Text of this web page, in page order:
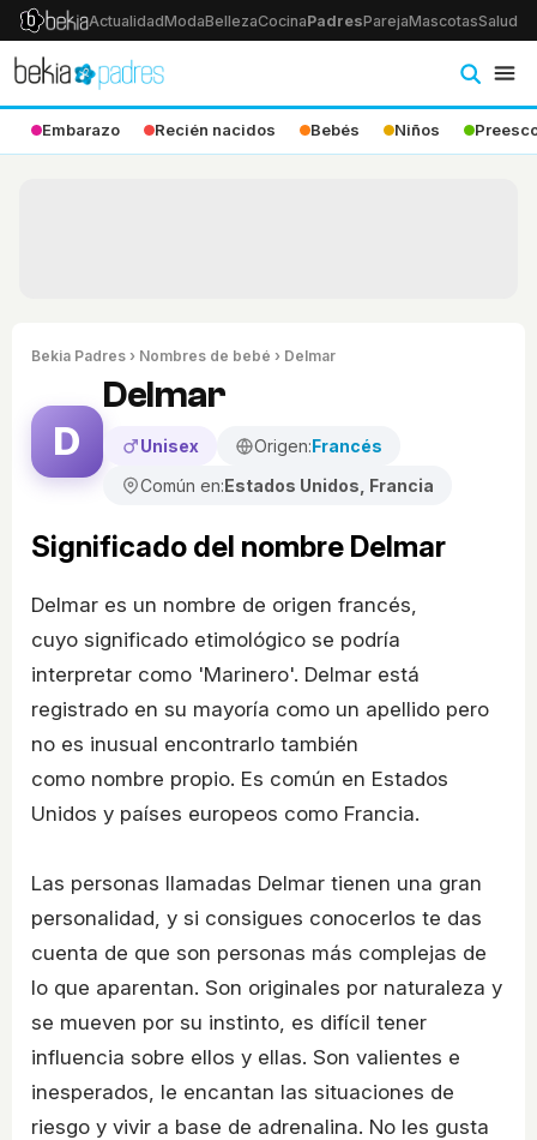
ActualidadModaBellezaCocinaPadresParejaMascotasSalud
Embarazo Recién nacidos Bebés Niños
Bekia Padres › Nombres de bebé › Delmar
D
Delmar
Unisex Origen:Francés
Común en:Estados Unidos, Francia
Significado del nombre Delmar
Delmar es un nombre de origen francés,
cuyo significado etimológico se podría
interpretar como 'Marinero'. Delmar está
registrado en su mayoría como un apellido pero
no es inusual encontrarlo también
como nombre propio. Es común en Estados
Unidos y países europeos como Francia.
Las personas llamadas Delmar tienen una gran
personalidad, y si consigues conocerlos te das
cuenta de que son personas más complejas de
lo que aparentan. Son originales por naturaleza y
se mueven por su instinto, es difícil tener
influencia sobre ellos y ellas. Son valientes e
inesperados, le encantan las situaciones de
riesgo y vivir a base de adrenalina. No les gusta